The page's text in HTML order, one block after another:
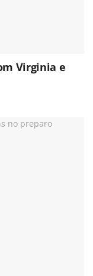
Virginia e